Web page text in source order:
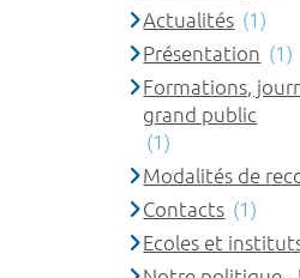
Actualités (1)
Présentation (1)
Formations,
grand public
(1)
Modalités de
Contacts (1)
Ecoles et